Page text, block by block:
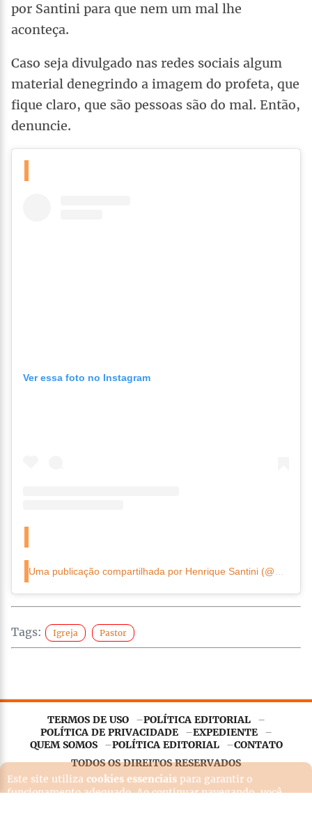
por Santini para que nem um mal lhe
aconteça.
Caso seja divulgado nas redes sociais algum
material denegrindo a imagem do profeta, que
fique claro, que são pessoas são do mal. Então,
denuncie.
Ver essa foto no Instagram
Uma publicação compartilhada por Henrique Santini (@henriquesantini_)
Tags: Igreja Pastor
TERMOS DE USO
POLÍTICA EDITORIAL
POLÍTICA DE PRIVACIDADE
EXPEDIENTE
QUEM SOMOS
POLÍTICA EDITORIAL
CONTATO
TODOS OS DIREITOS RESERVADOS
Este site utilizacookies essenciaispara garantir o
funcionamento adequado. Ao continuar navegando, você
concorda com nossa
Política de Privacidade.
Entendi